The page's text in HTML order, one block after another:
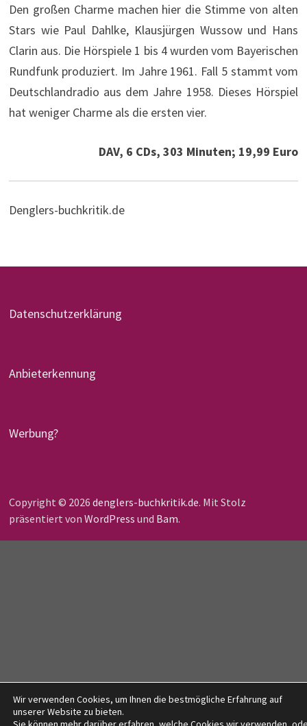
Den großen Charme machen hier die Stimme von alten
Stars wie Paul Dahlke, Klausjürgen Wussow und Hans
Clarin aus. Die Hörspiele 1 bis 4 wurden vom Bayerischen
Rundfunk produziert. Im Jahre 1961. Fall 5 stammt vom
Deutschlandradio aus dem Jahre 1958. Dieses Hörspiel
hat weniger Charme als die ersten vier.
DAV, 6 CDs, 303 Minuten; 19,99 Euro
Denglers-buchkritik.de
Datenschutzerklärung
Anbieterkennung
Werbung?
Copyright © 2026 denglers-buchkritik.de. Mit Stolz
präsentiert von WordPress und Bam.
Wir verwenden Cookies, um Ihnen die bestmögliche Erfahrung auf
unserer Website zu bieten.